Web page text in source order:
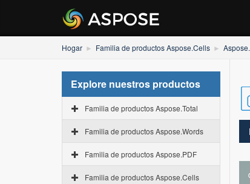
Hogar Familia de productos Aspose.Cells
Explore nuestros productos
Familia de productos Aspose.Total
Familia de productos Aspose.Words
Familia de productos Aspose.PDF
Familia de productos Aspose.Cells